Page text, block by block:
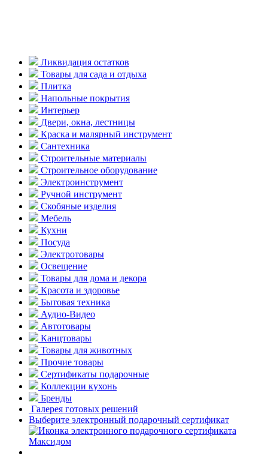
Ликвидация остатков
Товары для сада и отдыха
Плитка
Напольные покрытия
Интерьер
Двери, окна, лестницы
Краска и малярный инструмент
Сантехника
Строительные материалы
Строительное оборудование
Электроинструмент
Ручной инструмент
Скобяные изделия
Мебель
Кухни
Посуда
Электротовары
Освещение
Товары для дома и декора
Красота и здоровье
Бытовая техника
Аудио-Видео
Автотовары
Канцтовары
Товары для животных
Прочие товары
Сертификаты подарочные
Коллекции кухонь
Бренды
Галерея готовых решений
Выберите электронный подарочный сертификат